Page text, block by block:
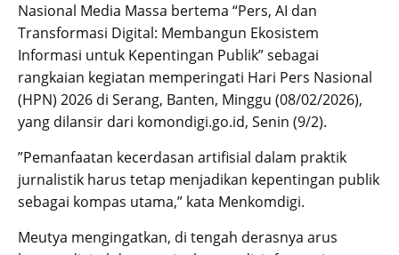
Nasional Media Massa bertema “Pers, AI dan
Transformasi Digital: Membangun Ekosistem
Informasi untuk Kepentingan Publik” sebagai
rangkaian kegiatan memperingati Hari Pers Nasional
(HPN) 2026 di Serang, Banten, Minggu (08/02/2026),
yang dilansir dari komondigi.go.id, Senin (9/2).
”Pemanfaatan kecerdasan artifisial dalam praktik
jurnalistik harus tetap menjadikan kepentingan publik
sebagai kompas utama,” kata Menkomdigi.
Meutya mengingatkan, di tengah derasnya arus